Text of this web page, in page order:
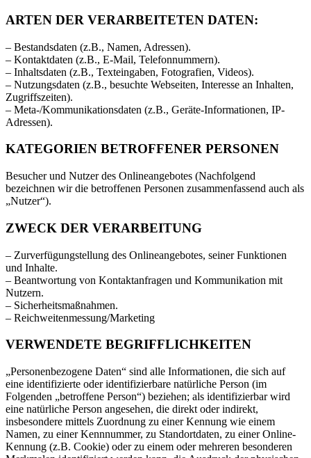
ARTEN DER VERARBEITETEN DATEN:
– Bestandsdaten (z.B., Namen, Adressen).
– Kontaktdaten (z.B., E-Mail, Telefonnummern).
– Inhaltsdaten (z.B., Texteingaben, Fotografien, Videos).
– Nutzungsdaten (z.B., besuchte Webseiten, Interesse an Inhalten,
Zugriffszeiten).
– Meta-/Kommunikationsdaten (z.B., Geräte-Informationen, IP-
Adressen).
KATEGORIEN BETROFFENER PERSONEN
Besucher und Nutzer des Onlineangebotes (Nachfolgend
bezeichnen wir die betroffenen Personen zusammenfassend auch als
„Nutzer“).
ZWECK DER VERARBEITUNG
– Zurverfügungstellung des Onlineangebotes, seiner Funktionen
und Inhalte.
– Beantwortung von Kontaktanfragen und Kommunikation mit
Nutzern.
– Sicherheitsmaßnahmen.
– Reichweitenmessung/Marketing
VERWENDETE BEGRIFFLICHKEITEN
„Personenbezogene Daten“ sind alle Informationen, die sich auf
eine identifizierte oder identifizierbare natürliche Person (im
Folgenden „betroffene Person“) beziehen; als identifizierbar wird
eine natürliche Person angesehen, die direkt oder indirekt,
insbesondere mittels Zuordnung zu einer Kennung wie einem
Namen, zu einer Kennnummer, zu Standortdaten, zu einer Online-
Kennung (z.B. Cookie) oder zu einem oder mehreren besonderen